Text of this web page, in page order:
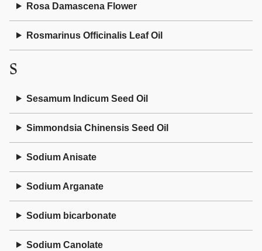
Rosa Damascena Flower
Rosmarinus Officinalis Leaf Oil
S
Sesamum Indicum Seed Oil
Simmondsia Chinensis Seed Oil
Sodium Anisate
Sodium Arganate
Sodium bicarbonate
Sodium Canolate